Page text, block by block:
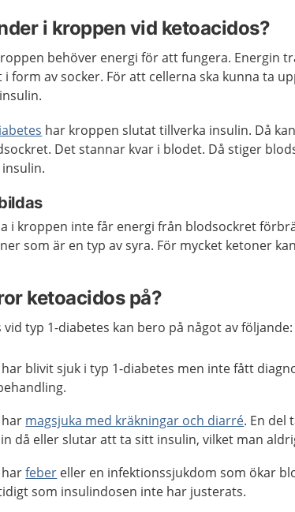
i kroppen vid ketoacidos?
behöver energi för att fungera. Energin
form av socker. För att cellerna ska kunna ta
har kroppen slutat tillverka insulin. Då
Det stannar kvar i blodet. Då stiger
i kroppen inte får energi från blodsockret
som är en typ av syra. För mycket ketoner
ketoacidos på?
vid typ 1-diabetes kan bero på något av följande:
blivit sjuk i typ 1-diabetes men inte fått
magsjuka med kräkningar och diarré. En del
då eller slutar att ta sitt insulin, vilket man
harfeber eller en infektionssjukdom som ökar
som insulindosen inte har justerats.